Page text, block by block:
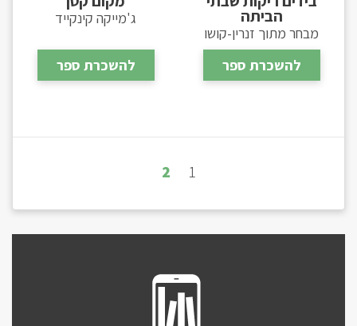
הביתה
מבחר מתוך זנרין-קושו
להשכרת ספר
ג'מייקה קינקייד
להשכרת ספר
1
2